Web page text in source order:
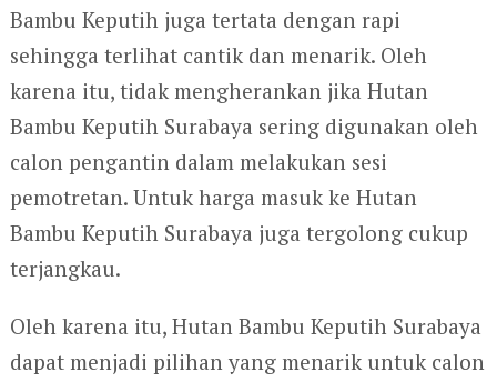
Bambu Keputih juga tertata dengan rapi
sehingga terlihat cantik dan menarik. Oleh
karena itu, tidak mengherankan jika Hutan
Bambu Keputih Surabaya sering digunakan oleh
calon pengantin dalam melakukan sesi
pemotretan. Untuk harga masuk ke Hutan
Bambu Keputih Surabaya juga tergolong cukup
terjangkau.
Oleh karena itu, Hutan Bambu Keputih Surabaya
dapat menjadi pilihan yang menarik untuk calon